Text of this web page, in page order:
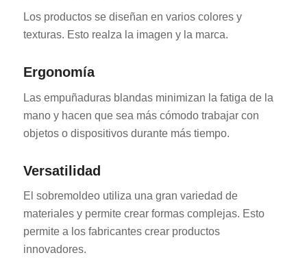
Los productos se diseñan en varios colores y
texturas. Esto realza la imagen y la marca.
Ergonomía
Las empuñaduras blandas minimizan la fatiga de la
mano y hacen que sea más cómodo trabajar con
objetos o dispositivos durante más tiempo.
Versatilidad
El sobremoldeo utiliza una gran variedad de
materiales y permite crear formas complejas. Esto
permite a los fabricantes crear productos
innovadores.